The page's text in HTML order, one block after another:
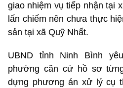
giao nhiệm vụ tiếp nhận tại
lấn chiếm nên chưa thực
sản tại xã Quỹ Nhất.
UBND tỉnh Ninh Bình
phường căn cứ hồ sơ
dựng phương án xử lý cụ